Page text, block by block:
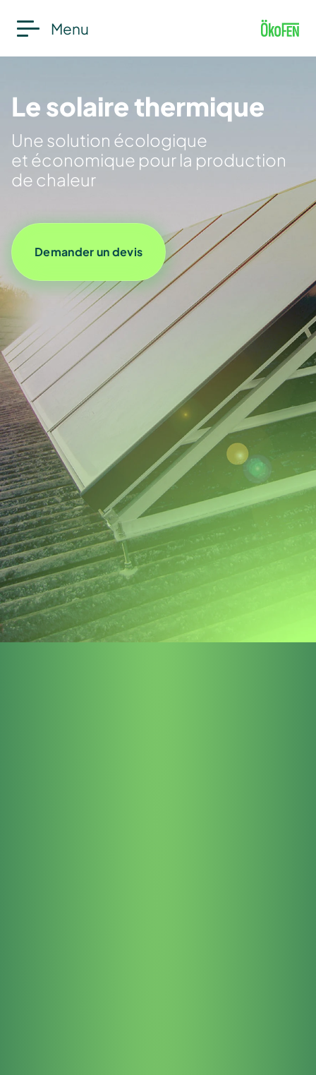
Menu
Le solaire thermique
Une solution écologique
et économique pour la production
de chaleur
Demander un devis